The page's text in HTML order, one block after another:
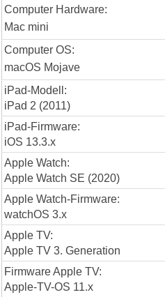
Computer Hardware:
Mac mini
Computer OS:
macOS Mojave
iPad-Modell:
iPad 2 (2011)
iPad-Firmware:
iOS 13.3.x
Apple Watch:
Apple Watch SE (2020)
Apple Watch-Firmware:
watchOS 3.x
Apple TV:
Apple TV 3. Generation
Firmware Apple TV:
Apple-TV-OS 11.x